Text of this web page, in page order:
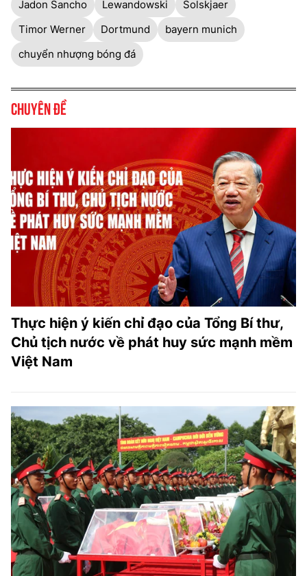
Jadon Sancho Lewandowski
Solskjaer
Timor Werner
Dortmund
bayern munich
chuyển nhượng bóng đá
Chuyên đề
Thực hiện ý kiến chỉ đạo của Tổng Bí thư,
Chủ tịch nước về phát huy sức mạnh mềm
Việt Nam